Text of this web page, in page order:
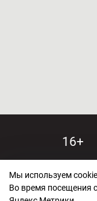
16+
Мы используем
Во время посещения